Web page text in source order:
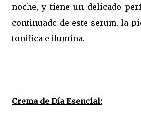
noche, y tiene un delicado
continuado de este serum, la
tonifica e ilumina.
Crema de Día Esencial: